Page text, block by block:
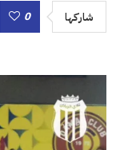
شاركها 0